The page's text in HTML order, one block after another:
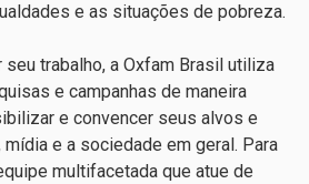
e as situações de pobreza.
seu trabalho, a Oxfam Brasil utiliza
e campanhas de maneira
e convencer seus alvos e
e a sociedade em geral. Para
multifacetada que atue de